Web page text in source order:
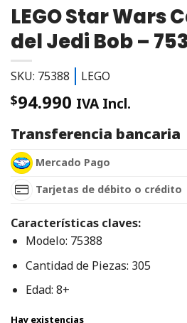
LEGO Star Wars
del Jedi Bob –
SKU: 75388 LEGO
$94.990 IVA Incl.
Transferencia bancaria
Mercado Pago
Tarjetas de débito o crédito
Características claves:
Modelo: 75388
Cantidad de Piezas: 305
Edad: 8+
Hay existencias